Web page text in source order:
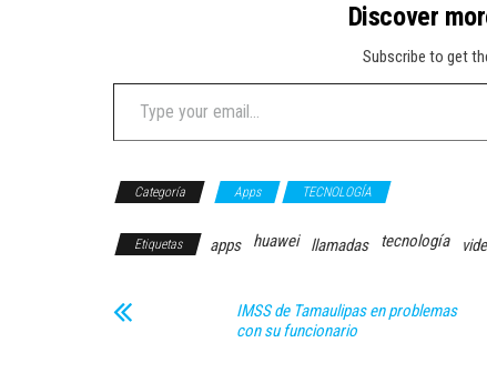
Discover
Subscribe to get
Type your email…
Categoría Apps TECNOLOGÍA
Etiquetas apps huawei llamadas tecnología
IMSS de Tamaulipas en problemas
con su funcionario